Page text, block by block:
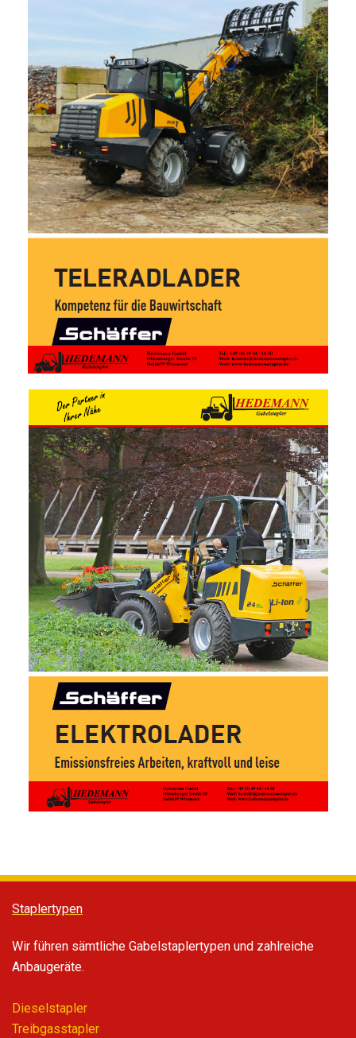
Staplertypen
Wir führen sämtliche Gabelstaplertypen und zahlreiche
Anbaugeräte.
Dieselstapler
Treibgasstapler